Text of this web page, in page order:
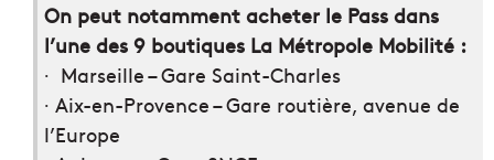
On peut notamment acheter le Pass dans
l’une des 9 boutiques La Métropole Mobilité :
∙ Marseille – Gare Saint-Charles
∙ Aix-en-Provence – Gare routière, avenue de
l’Europe